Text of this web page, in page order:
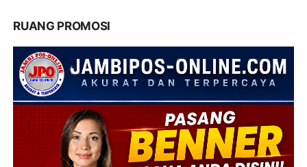
RUANG PROMOSI